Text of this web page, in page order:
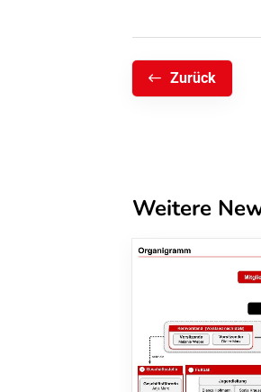
Zurück
Weitere